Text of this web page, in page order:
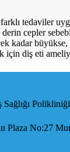
tedaviler
cepler
kadar
için diş eti
Sağlığı Polikliniği
Plaza No:27